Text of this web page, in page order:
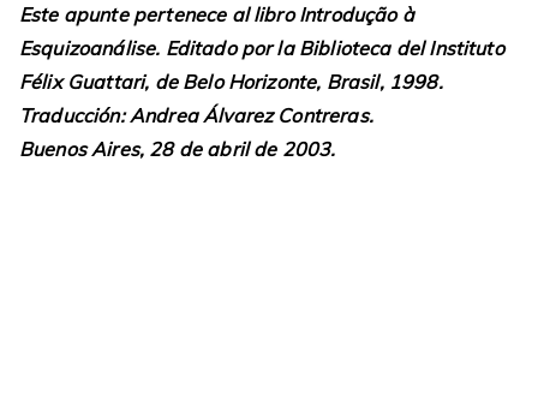
Este apunte pertenece al libro Introdução à
Esquizoanálise. Editado por la Biblioteca del Instituto
Félix Guattari, de Belo Horizonte, Brasil, 1998.
Traducción: Andrea Álvarez Contreras.
Buenos Aires, 28 de abril de 2003.